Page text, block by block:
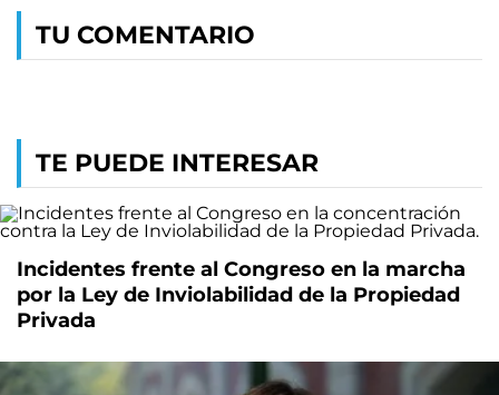
TU COMENTARIO
TE PUEDE INTERESAR
Incidentes frente al Congreso en la marcha
por la Ley de Inviolabilidad de la Propiedad
Privada